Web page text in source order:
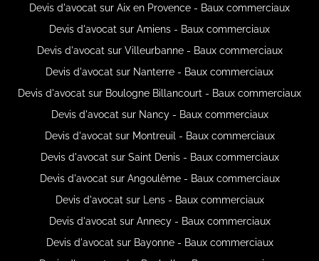
Devis d'avocat sur Aix en Provence - Baux commerciaux
Devis d'avocat sur Amiens - Baux commerciaux
Devis d'avocat sur Villeurbanne - Baux commerciaux
Devis d'avocat sur Nanterre - Baux commerciaux
Devis d'avocat sur Boulogne Billancourt - Baux commerciaux
Devis d'avocat sur Nancy - Baux commerciaux
Devis d'avocat sur Montreuil - Baux commerciaux
Devis d'avocat sur Saint Denis - Baux commerciaux
Devis d'avocat sur Angoulême - Baux commerciaux
Devis d'avocat sur Lens - Baux commerciaux
Devis d'avocat sur Annecy - Baux commerciaux
Devis d'avocat sur Bayonne - Baux commerciaux